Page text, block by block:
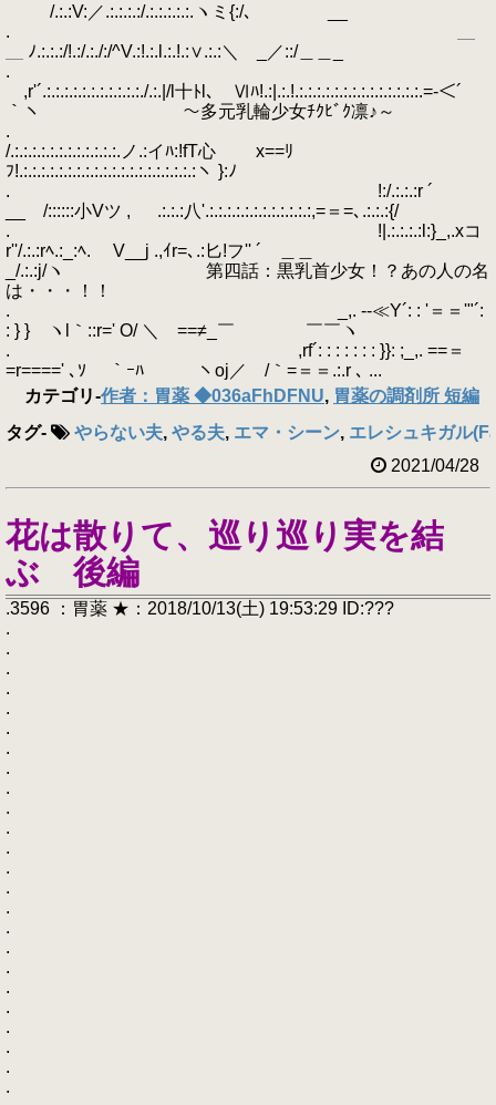
/.:.:V:／.:.:.:.:/.:.:.:.:.:.ヽミ{:/､ __
. ＿
＿ ﾉ.:.:.:/!.:/.:./:/^V.:!.:.l.:.!.:∨.:.:＼ _／::/＿＿_
.
,r'´.:.:.:.:.:.:.:.:.:.:.:./.:.|/l十ﾄl､ Ⅵﾊ!.:|.:.!.:.:.:.:.:.:.:.:.:.:.:.:.:.:.=-＜´
｀ヽ ～多元乳輪少女ﾁｸﾋﾞｸ凛♪～
.
/.:.:.:.:.:.:.:.:.:.:.:.:.ノ.:イﾊ:!fT心 x==ﾘ
ﾌ!.:.:.:.:.:.:.:.:.:.:.:.:.:.:.:.:.:.:.:.:ヽ }:ﾉ
. !:/.:.:.:r ´
__ /::::::小Vツ , .:.:.:八'.:.:.:.:.:.:.:.:.:.:.:.:,=＝=､.:.:.:{/
. !|.:.:.:.:l:}_,.xコ
r''/.:.:rﾍ.:_:ﾍ. V__j .,ｲr=､.:匕!フ'' ´ ＿＿
_/.:.:j/ヽ 第四話：黒乳首少女！？あの人の名
は・・・！！
. _,. --≪Y´: : '＝＝'"´:
: } } ヽl｀::r=' O/ ＼ゝ==≠_￣ ￣￣ヽ
. ,rf´: : : : : : : }}: ;_,. ==＝
=r====' ､ｿ ｀ｰﾊ ヽoj／ /｀=＝＝.:.r ､ ...
カテゴリ-作者：胃薬 ◆036aFhDFNU, 胃薬の調剤所 短編
タグ- やらない夫, やる夫, エマ・シーン, エレシュキガル
2021/04/28
花は散りて、巡り巡り実を結
ぶ 後編
.3596 ：胃薬 ★：2018/10/13(土) 19:53:29 ID:???
.
.
.
.
.
.
.
.
.
.
.
.
.
.
.
.
.
.
.
.
.
.
.
.